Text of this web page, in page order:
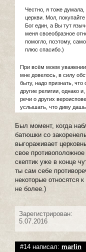
Честно, я тоже
церкви. Мол,
Бог един, а Вы тут
меня своеобразное
помогло, поэтому,
плюс спасибо.)
При всём моем
мне довелось, в силу
быту, надо признать,
другие религии, однако
речи о других
услышать, что диву
Был момент, когда
батюшки со
выгораживает
свое
скептик уже в конце
ты сам себе
некоторые относятся
не более.)
Зарегистрирован:
5.07.2016
#14 написал: marlin